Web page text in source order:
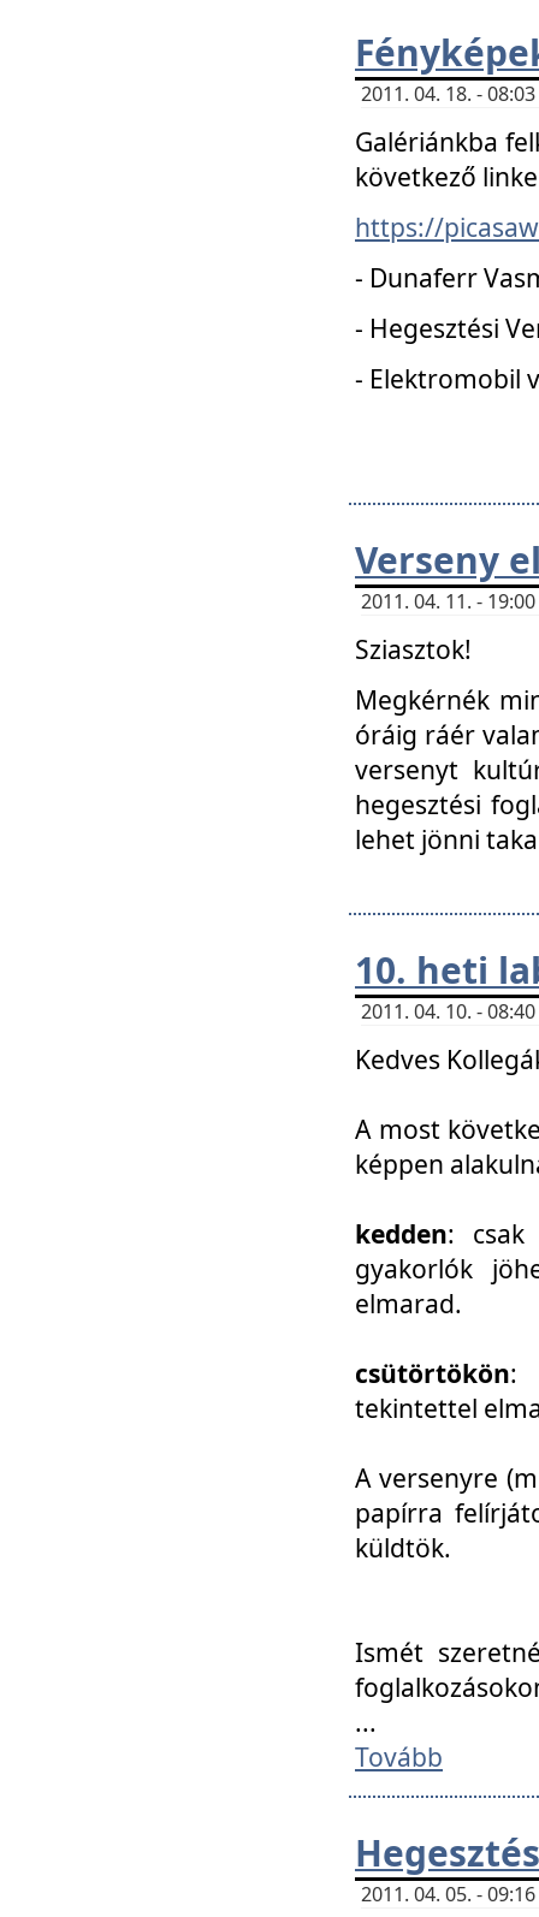
2011. 04. 18. -
Galériánkba
következő
https://
- Dunaferr
- Hegesztési
- Elektromobil
Verseny
2011. 04. 11. -
Sziasztok!
Megkérnék
óráig ráér
versenyt
hegesztési
lehet jönni
10. heti
2011. 04. 10. -
Kedves
A most
képpen
kedden: csak
gyakorlók
elmarad.
csütörtökön:
tekintettel
A versenyre
papírra
küldtök.
Ismét
...
Tovább
2011. 04. 05. -